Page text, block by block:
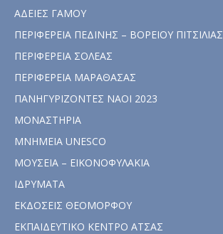
ΑΔΕΙΕΣ ΓΑΜΟΥ
ΠΕΡΙΦΕΡΕΙΑ ΠΕΔΙΝΗΣ – ΒΟΡΕΙΟΥ ΠΙΤΣΙΛΙΑΣ
ΠΕΡΙΦΕΡΕΙΑ ΣΟΛΕΑΣ
ΠΕΡΙΦΕΡΕΙΑ ΜΑΡΑΘΑΣΑΣ
ΠΑΝΗΓΥΡΙΖΟΝΤΕΣ ΝΑΟΙ 2023
ΜΟΝΑΣΤΗΡΙΑ
ΜΝΗΜΕΙΑ UNESCO
ΜΟΥΣΕΙΑ – ΕΙΚΟΝΟΦΥΛΑΚΙΑ
ΙΔΡΥΜΑΤΑ
ΕΚΔΟΣΕΙΣ ΘΕΟΜΟΡΦΟΥ
ΕΚΠΑΙΔΕΥΤΙΚΟ ΚΕΝΤΡΟ ΑΤΣΑΣ